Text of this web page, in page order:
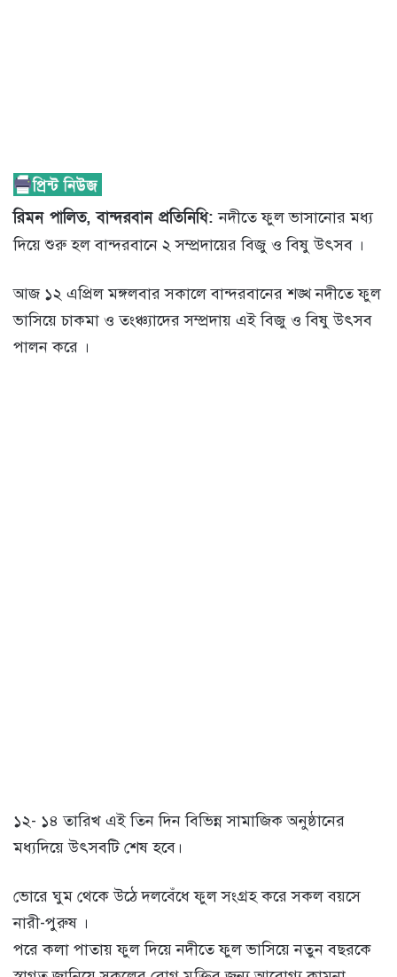
রিমন পালিত, বান্দরবান প্রতিনিধি:নদীতে ফুল ভাসানোর মধ্য
দিয়ে শুরু হল বান্দরবানে ২ সম্প্রদায়ের বিজু ও বিষু উৎসব ।
আজ ১২ এপ্রিল মঙ্গলবার সকালে বান্দরবানের শঙ্খ নদীতে ফুল
ভাসিয়ে চাকমা ও তংঞ্চ্যাদের সম্প্রদায় এই বিজু ও বিষু উৎসব
পালন করে ।
১২- ১৪ তারিখ এই তিন দিন বিভিন্ন সামাজিক অনুষ্ঠানের
মধ্যদিয়ে উৎসবটি শেষ হবে।
ভোরে ঘুম থেকে উঠে দলবেঁধে ফুল সংগ্রহ করে সকল বয়সে
নারী-পুরুষ ।
পরে কলা পাতায় ফুল দিয়ে নদীতে ফুল ভাসিয়ে নতুন বছরকে